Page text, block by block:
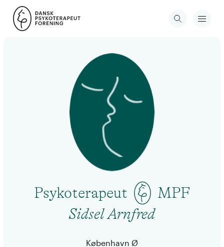
Psykoterapeut
MPF
Sidsel Arnfred
København Ø